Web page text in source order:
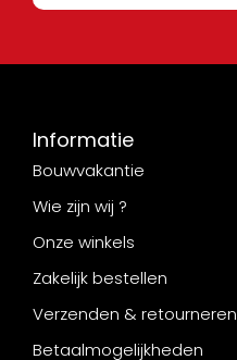
Informatie
Bouwvakantie
Wie zijn wij ?
Onze winkels
Zakelijk bestellen
Verzenden & retourneren
Betaalmogelijkheden